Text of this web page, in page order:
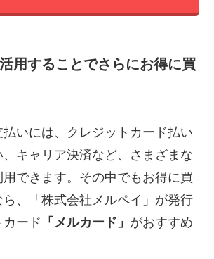
用することでさらにお得に買
払いには、クレジットカード払い
キャリア決済など、さまざまな
できます。その中でもお得に買
、「株式会社メルペイ」が発行
ード 「メルカード」 がおすすめ